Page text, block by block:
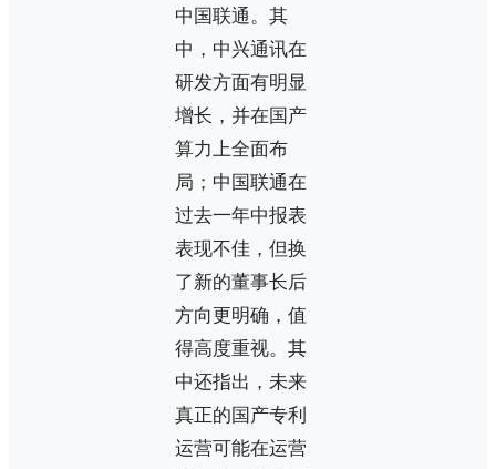
中国联通。其
中，中兴通讯在
研发方面有明显
增长，并在国产
算力上全面布
局；中国联通在
过去一年中报表
表现不佳，但换
了新的董事长后
方向更明确，值
得高度重视。其
中还指出，未来
真正的国产专利
运营可能在运营